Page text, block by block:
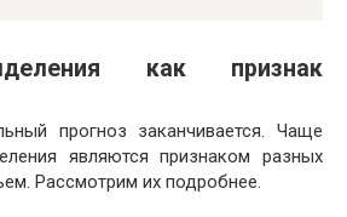
как признак
прогноз заканчивается. Чаще
являются признаком разных
Рассмотрим их подробнее.